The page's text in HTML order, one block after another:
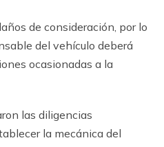
de consideración, por lo
del vehículo deberá
ocasionadas a la
las diligencias
la mecánica del